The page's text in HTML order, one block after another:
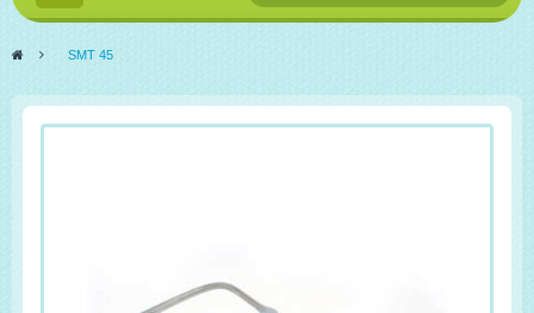
Toggle
> SMT 45